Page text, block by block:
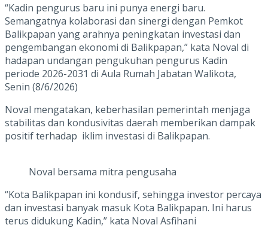
“Kadin pengurus baru ini punya energi baru.
Semangatnya kolaborasi dan sinergi dengan Pemkot
Balikpapan yang arahnya peningkatan investasi dan
pengembangan ekonomi di Balikpapan,” kata Noval di
hadapan undangan pengukuhan pengurus Kadin
periode 2026-2031 di Aula Rumah Jabatan Walikota,
Senin (8/6/2026)
Noval mengatakan, keberhasilan pemerintah menjaga
stabilitas dan kondusivitas daerah memberikan dampak
positif terhadap iklim investasi di Balikpapan.
Noval bersama mitra pengusaha
“Kota Balikpapan ini kondusif, sehingga investor percaya
dan investasi banyak masuk Kota Balikpapan. Ini harus
terus didukung Kadin,” kata Noval Asfihani